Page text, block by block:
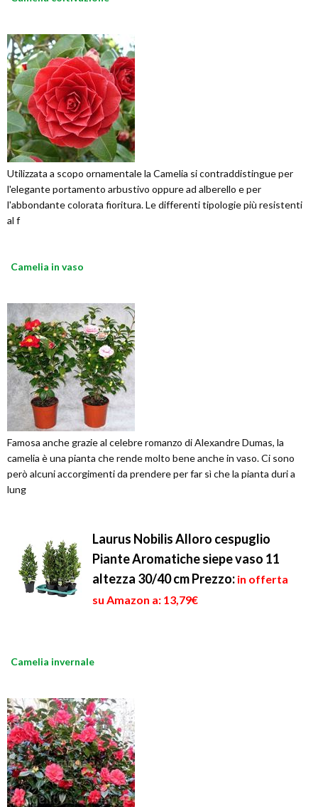
Utilizzata a scopo ornamentale la Camelia si contraddistingue per
l'elegante portamento arbustivo oppure ad alberello e per
l'abbondante colorata fioritura. Le differenti tipologie più resistenti
al f
Camelia in vaso
Famosa anche grazie al celebre romanzo di Alexandre Dumas, la
camelia è una pianta che rende molto bene anche in vaso. Ci sono
però alcuni accorgimenti da prendere per far sì che la pianta duri a
lung
Laurus Nobilis Alloro cespuglio
Piante Aromatiche siepe vaso 11
altezza 30/40 cmPrezzo: in offerta
su Amazon a: 13,79€
Camelia invernale